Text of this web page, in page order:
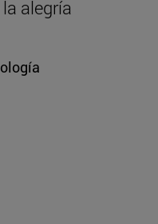
alegría